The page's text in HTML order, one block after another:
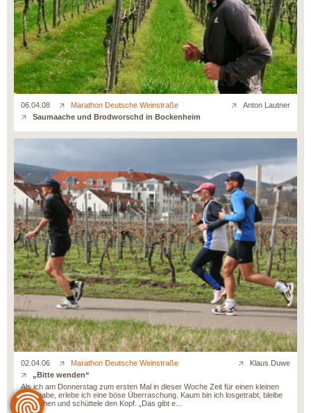
06.04.08 Marathon Deutsche Weinstraße
Anton Lautner
Saumaache und Brodworschd in Bockenheim
02.04.06 Marathon Deutsche Weinstraße
Klaus Duwe
„Bitte wenden“
Als ich am Donnerstag zum ersten Mal in dieser Woche Zeit für einen kleinen
Lauf habe, erlebe ich eine böse Überraschung. Kaum bin ich losgetrabt, bleibe
ich stehen und schüttele den Kopf. „Das gibt e...